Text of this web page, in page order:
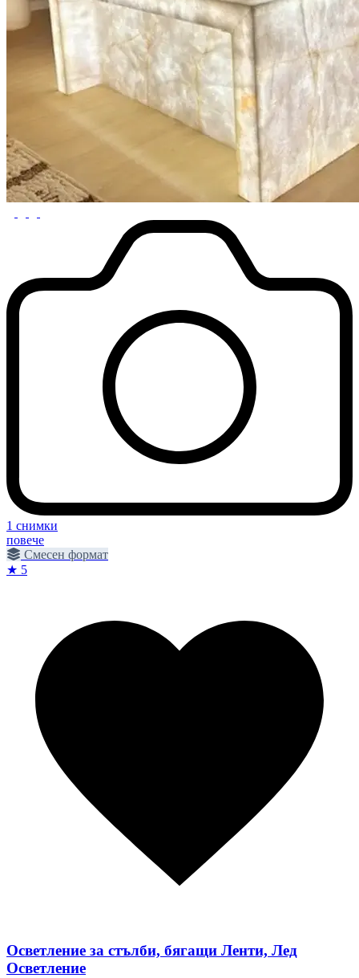
1 снимки
повече
Смесен формат
★ 5
Осветление за стълби, бягащи Ленти, Лед
Осветление